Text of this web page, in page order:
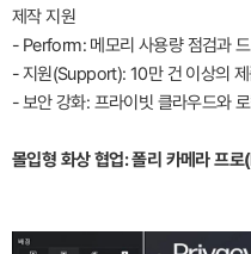
제작 지원
- Perform: 메모리 사용량 점검과
- 지원(Support): 10만 건 이상의
- 보안 강화: 프라이빗 클라우드와
몰입형 화상 협업: 폴리 카메라 프